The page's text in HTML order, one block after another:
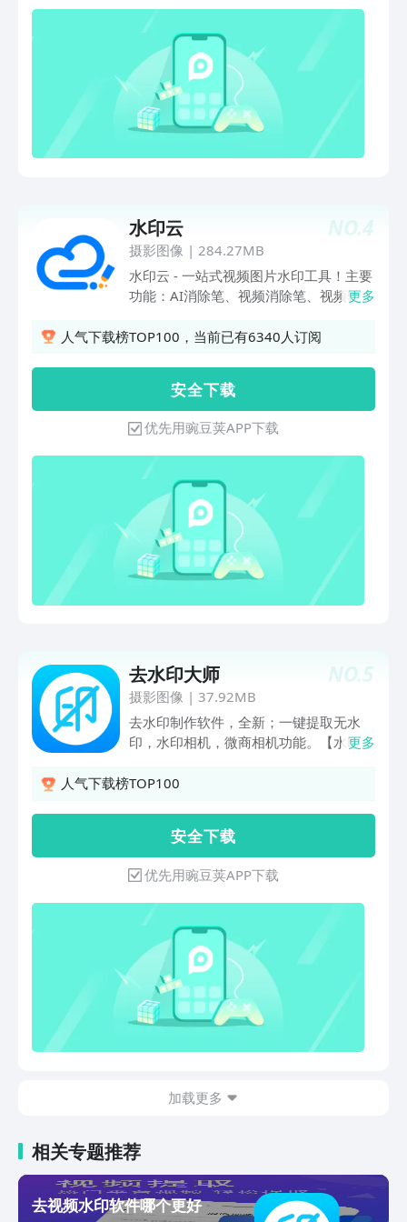
改背景音 ），覆盖全流程需求，轻松剪
出大片感。资源灵活用：视频下载功能辅
助获取素材，MD5 修改助力内容合规发
布，历史水印记录方便重复使用，让创作
效率拉满！不管是处理日常短视频、修复
素材，还是专业内容创作，一个 App 搞
定水印与剪辑难题，妥妥的效率神器
NO.4
水印云
摄影图像 | 284.27MB
水印云 - 一站式视频图片水印工具！主要
功能：AI消除笔、视频消除笔、视频转文
清晰、头像动漫化、AI扩图等。功能简
点、LOGO等一切不想要的东西，只需简
单涂抹，即可一键去除。 -【视频消除
笔】：只需要导入视频，框选出你要去除
的字幕/文字水印，AI自动移除并修复画
质。-【视频转文字】：视频链接&本地视
频转文字，支持多语言精准识别，一键提
取视频文案。-【智能抠图】：只需上传
图片，智能AI即可一键识别图片主体，将
人物/动物/印章/物品主体与背景快速分
离，3秒就能实现发丝级精准抠图。-【视
频提取】：国内外主流短视频，复制链
画”AI就会自动生成精美画作，让你身临
其境，妙笔生花。-【图片清晰】：修复
模糊图片，让模糊图片变高清，一键高清
化，更快更便捷。-【图片动漫化】：海
片，快速制作你的专属AI大片。-【AI证
人脸识别技术自动抠图，更换证件照背景
底色，修改证件照尺寸，证件照规格丰
富，包含一寸、两寸、简历照、考试报
名、各国签证，并支持自定义背景颜色和
软件特色：- 操作便捷，简单易懂，保持
图片/视频原有分辨率，不损伤画质。- 视
频文案提取，支持本地视频、音频、语音
等多种视频文件格式。- 支持图片/视频制
作添加水印、LOGO、文字、图片。- 电
脑版支持多功能批量处理，简单高效。使
用场景：· 职场人士：教师备课、会议记
录、视频翻译、电商设计、自媒体创作。
头像制作、追星、修图。· 自由职业者：
多照片处理功能请使用水印云，我们将提
供包月、包半年、包年的等订阅方式。联
系方式：有任何问题都可以app内与我们
沟通交流，我们的客服人员会为您提供更
更多
人气下载榜TOP100，当前已有6340人订阅
安 全 下 载
优先用豌豆荚APP下载
NO.5
去水印大师
摄影图像 | 37.92MB
去水印制作软件，全新；一键提取无水
印，水印相机，微商相机功能。【水印
消除照片和的文字水印、美化图片、。
框外，即可裁剪出需要的画面。【背景音
乐 本地任选】自带音乐不喜欢？支持自
定义一键替换本地音乐；随心替换想要添
加的音乐、语音、对话等等，即刻生成你
的音乐大片。【制作工具】支持裁剪、编
辑、拼接、倒放、变速、同框、制作、剪
辑、等功能强大，应有尽有。【一键分
享】支持一键分享朋友圈、等多个平台，
分分钟让你的热闹起来…可能你还在发愁
如何快速涨粉？悄悄告诉你：网红爆款
短，去水印让你编作品轻松脱颖而出。一
更多
人气下载榜TOP100
安 全 下 载
优先用豌豆荚APP下载
加载更多
相关专题推荐
去视频水印软件哪个更好